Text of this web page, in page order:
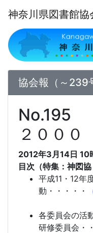
神奈川県図書館協
協会報（～239
No.195
２０００
2012年3月14日 10
目次（特集：神図協
平成11・12年
動・・・・・
各委員会の活
研修委員会・